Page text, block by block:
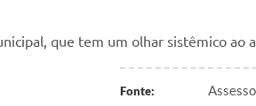
que tem um olhar sistêmico ao
Fonte: